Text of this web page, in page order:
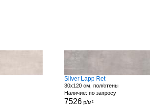
Silver Lapp Ret
30x120 см, пол/стены
Наличие: по запросу
7526р/м²